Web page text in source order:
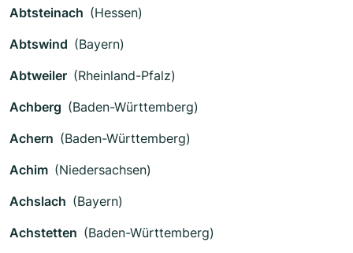
Abtsteinach (Hessen)
Abtswind (Bayern)
Abtweiler (Rheinland-Pfalz)
Achberg (Baden-Württemberg)
Achern (Baden-Württemberg)
Achim (Niedersachsen)
Achslach (Bayern)
Achstetten (Baden-Württemberg)